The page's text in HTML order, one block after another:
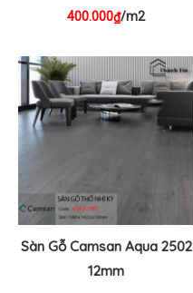
400.000₫/m2
Sàn Gỗ Camsan Aqua 2502
12mm